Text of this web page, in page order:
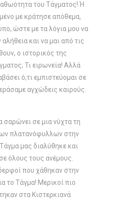
αθωότητα του Τάγματος! Ή
με κράτησε απόθεμα,
ώστε με τα λόγια μου να
και να μαι από τις
ο ιστορικός της
Τι ειρωνεία! Αλλά
ό,τι εμπιστεύομαι σε
αγχώδεις καιρούς.
σαρώνει σε μια νύχτα τη
πλατανόφυλλων στην
μας διαλύθηκε και
όλους τους ανέμους.
που χάθηκαν στην
το Τάγμα! Μερικοί πιο
στα Κιστερκιανά